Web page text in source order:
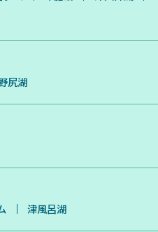
尻湖
津風呂湖